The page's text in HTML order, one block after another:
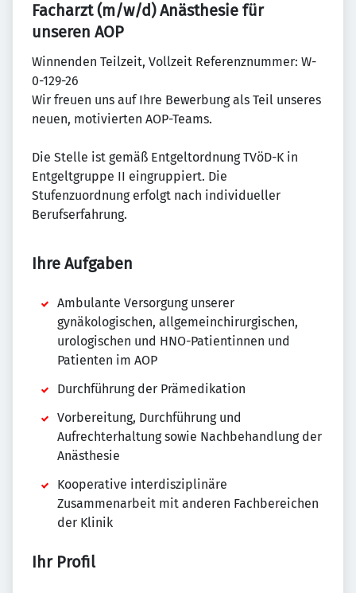
Facharzt (m/w/d) Anästhesie für
unseren AOP
Winnenden Teilzeit, Vollzeit Referenznummer: W-
0-129-26
Wir freuen uns auf Ihre Bewerbung als Teil unseres
neuen, motivierten AOP-Teams.
Die Stelle ist gemäß Entgeltordnung TVöD-K in
Entgeltgruppe II eingruppiert. Die
Stufenzuordnung erfolgt nach individueller
Berufserfahrung.
Ihre Aufgaben
Ambulante Versorgung unserer
gynäkologischen, allgemeinchirurgischen,
urologischen und HNO-Patientinnen und
Patienten im AOP
Durchführung der Prämedikation
Vorbereitung, Durchführung und
Aufrechterhaltung sowie Nachbehandlung der
Anästhesie
Kooperative interdisziplinäre
Zusammenarbeit mit anderen Fachbereichen
der Klinik
Ihr Profil